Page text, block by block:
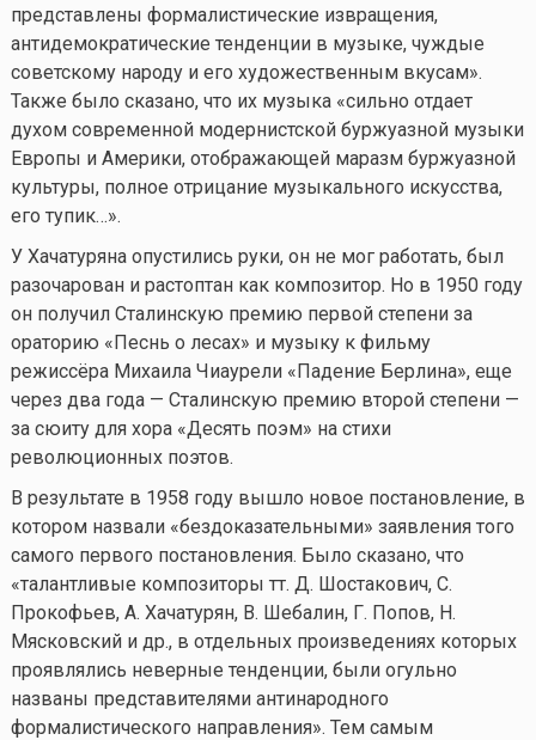
представлены формалистические извращения,
антидемократические тенденции в музыке, чуждые
советскому народу и его художественным вкусам».
Также было сказано, что их музыка «сильно отдает
духом современной модернистской буржуазной музыки
Европы и Америки, отображающей маразм буржуазной
культуры, полное отрицание музыкального искусства,
его тупик…».
У Хачатуряна опустились руки, он не мог работать, был
разочарован и растоптан как композитор. Но в 1950 году
он получил Сталинскую премию первой степени за
ораторию «Песнь о лесах» и музыку к фильму
режиссёра Михаила Чиаурели «Падение Берлина», еще
через два года — Сталинскую премию второй степени —
за сюиту для хора «Десять поэм» на стихи
революционных поэтов.
В результате в 1958 году вышло новое постановление, в
котором назвали «бездоказательными» заявления того
самого первого постановления. Было сказано, что
«талантливые композиторы тт. Д. Шостакович, С.
Прокофьев, А. Хачатурян, В. Шебалин, Г. Попов, Н.
Мясковский и др., в отдельных произведениях которых
проявлялись неверные тенденции, были огульно
названы представителями антинародного
формалистического направления». Тем самым